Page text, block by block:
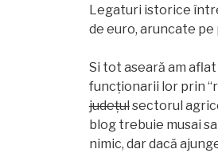
Legaturi istorice
de euro, aruncate
Si tot aseară am
funcționarii lor prin
județulsectorul
blog trebuie musai
nimic, dar dacă